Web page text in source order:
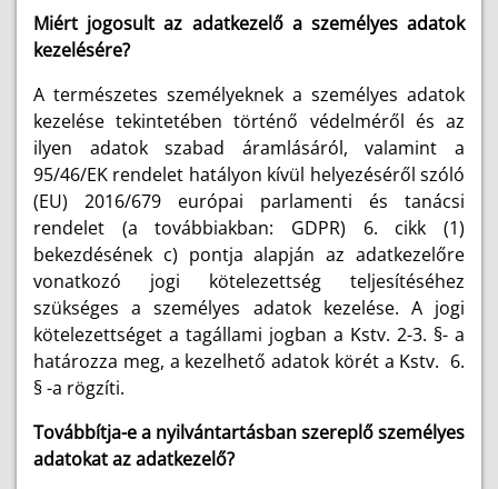
Miért jogosult az adatkezelő a személyes adatok
kezelésére?
A természetes személyeknek a személyes adatok
kezelése tekintetében történő védelméről és az
ilyen adatok szabad áramlásáról, valamint a
95/46/EK rendelet hatályon kívül helyezéséről szóló
(EU) 2016/679 európai parlamenti és tanácsi
rendelet (a továbbiakban: GDPR) 6. cikk (1)
bekezdésének c) pontja alapján az adatkezelőre
vonatkozó jogi kötelezettség teljesítéséhez
szükséges a személyes adatok kezelése. A jogi
kötelezettséget a tagállami jogban a Kstv. 2-3. §- a
határozza meg, a kezelhető adatok körét a Kstv. 6.
§ -a rögzíti.
Továbbítja-e a nyilvántartásban szereplő személyes
adatokat az adatkezelő?